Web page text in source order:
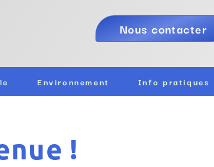
Environnement Info pratiques
Nous contacter
!